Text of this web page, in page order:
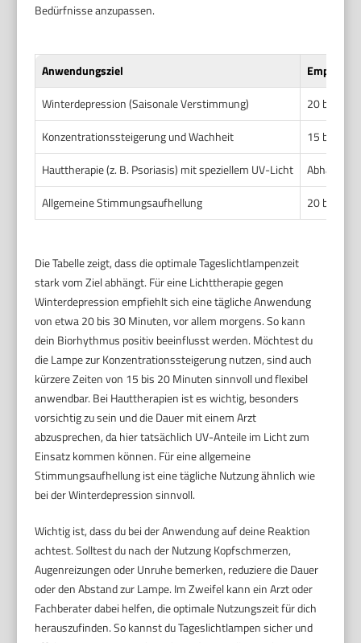
Bedürfnisse anzupassen.
Anwendungsziel
Winterdepression (Saisonale Verstimmung)
20 bis 30
Konzentrationssteigerung und Wachheit
15 bis 20
Hauttherapie (z. B. Psoriasis) mit speziellem UV-Licht
Abhängig
Allgemeine Stimmungsaufhellung
20 bis 30
Die Tabelle zeigt, dass die optimale Tageslichtlampenzeit
stark vom Ziel abhängt. Für eine Lichttherapie gegen
Winterdepression empfiehlt sich eine tägliche Anwendung
von etwa 20 bis 30 Minuten, vor allem morgens. So kann
dein Biorhythmus positiv beeinflusst werden. Möchtest du
die Lampe zur Konzentrationssteigerung nutzen, sind auch
kürzere Zeiten von 15 bis 20 Minuten sinnvoll und flexibel
anwendbar. Bei Hauttherapien ist es wichtig, besonders
vorsichtig zu sein und die Dauer mit einem Arzt
abzusprechen, da hier tatsächlich UV-Anteile im Licht zum
Einsatz kommen können. Für eine allgemeine
Stimmungsaufhellung ist eine tägliche Nutzung ähnlich wie
bei der Winterdepression sinnvoll.
Wichtig ist, dass du bei der Anwendung auf deine Reaktion
achtest. Solltest du nach der Nutzung Kopfschmerzen,
Augenreizungen oder Unruhe bemerken, reduziere die Dauer
oder den Abstand zur Lampe. Im Zweifel kann ein Arzt oder
Fachberater dabei helfen, die optimale Nutzungszeit für dich
herauszufinden. So kannst du Tageslichtlampen sicher und